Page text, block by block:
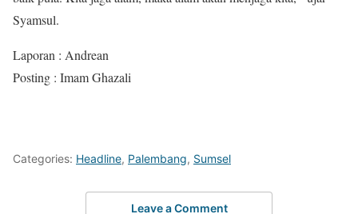
Syamsul.
Laporan : Andrean
Posting : Imam Ghazali
Categories: Headline, Palembang, Sumsel
Leave a Comment